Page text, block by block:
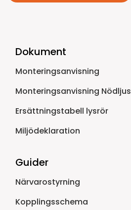
Dokument
Monteringsanvisning
Monteringsanvisning Nödljus
Ersättningstabell lysrör
Miljödeklaration
Guider
Närvarostyrning
Kopplingsschema